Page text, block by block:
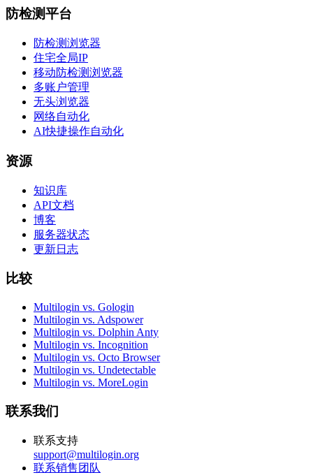
防检测平台
防检测浏览器
住宅全局IP
移动防检测浏览器
多账户管理
无头浏览器
网络自动化
AI快捷操作自动化
资源
知识库
API文档
博客
服务器状态
更新日志
比较
Multilogin vs. Gologin
Multilogin vs. Adspower
Multilogin vs. Dolphin Anty
Multilogin vs. Incognition
Multilogin vs. Octo Browser
Multilogin vs. Undetectable
Multilogin vs. MoreLogin
联系我们
联系支持
support@multilogin.org
联系销售团队